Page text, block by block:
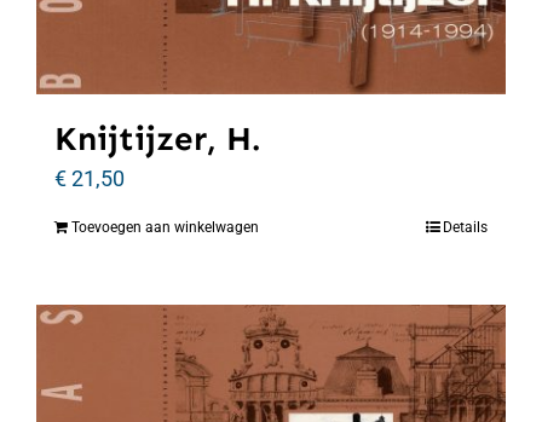
Knijtijzer, H.
€21,50
Toevoegen aan winkelwagen Details